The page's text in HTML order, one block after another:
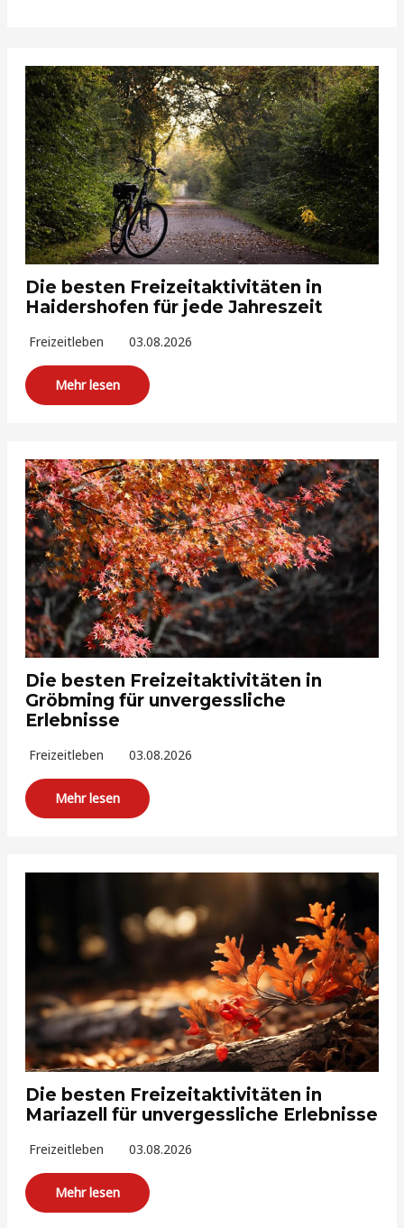
Die besten Freizeitaktivitäten in
Haidershofen für jede Jahreszeit
Freizeitleben 03.08.2026
Mehr lesen
Die besten Freizeitaktivitäten in
Gröbming für unvergessliche
Erlebnisse
Freizeitleben 03.08.2026
Mehr lesen
Die besten Freizeitaktivitäten in
Mariazell für unvergessliche Erlebnisse
Freizeitleben 03.08.2026
Mehr lesen